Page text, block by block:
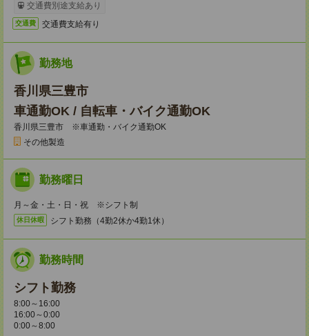
交通費別途支給あり
交通費 交通費支給有り
勤務地
香川県三豊市
車通勤OK / 自転車・バイク通勤OK
香川県三豊市 ※車通勤・バイク通勤OK
その他製造
勤務曜日
月～金・土・日・祝 ※シフト制
休日休暇 シフト勤務（4勤2休か4勤1休）
勤務時間
シフト勤務
8:00～16:00
16:00～0:00
0:00～8:00